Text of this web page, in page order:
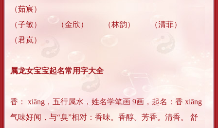
（茹宸）
（子敏） （金欣） （林韵） （清菲）
（君岚）
属龙女宝宝起名常用字大全
香： xiāng，五行属水，姓名学笔画 9画，起名：香 xiāng
气味好闻，与“臭”相对：香味。香醇。芳香。清香。 舒